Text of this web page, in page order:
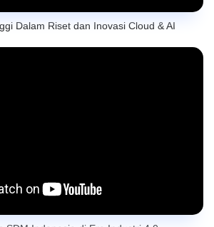
Dalam Riset dan Inovasi Cloud & AI